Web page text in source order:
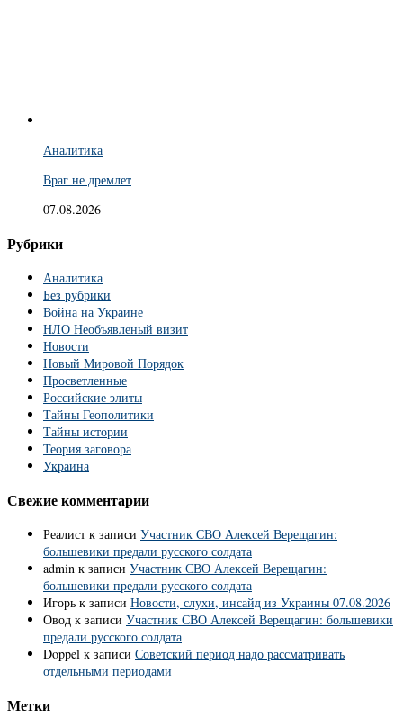
Аналитика
Враг не дремлет
07.08.2026
Рубрики
Аналитика
Без рубрики
Война на Украине
НЛО Необъявленый визит
Новости
Новый Мировой Порядок
Просветленные
Российские элиты
Тайны Геополитики
Тайны истории
Теория заговора
Украина
Свежие комментарии
Реалист к записи Участник СВО Алексей Верещагин:
большевики предали русского солдата
admin к записи Участник СВО Алексей Верещагин:
большевики предали русского солдата
Игорь к записи Новости, слухи, инсайд из Украины 07.08.2026
Овод к записи Участник СВО Алексей Верещагин: большевики
предали русского солдата
Doppel к записи Советский период надо рассматривать
отдельными периодами
Метки